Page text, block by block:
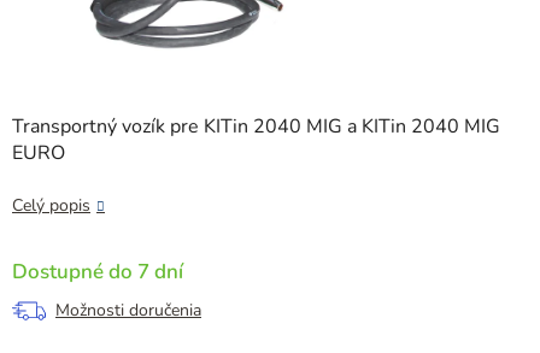
Transportný vozík pre KITin 2040 MIG a KITin 2040 MIG
EURO
Celý popis
Dostupné do 7 dní
Možnosti doručenia